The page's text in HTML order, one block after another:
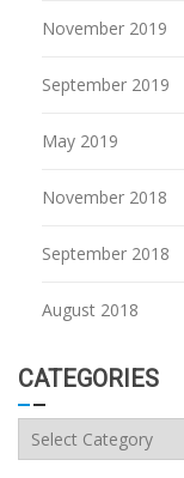
November 2019
September 2019
May 2019
November 2018
September 2018
August 2018
CATEGORIES
Categories